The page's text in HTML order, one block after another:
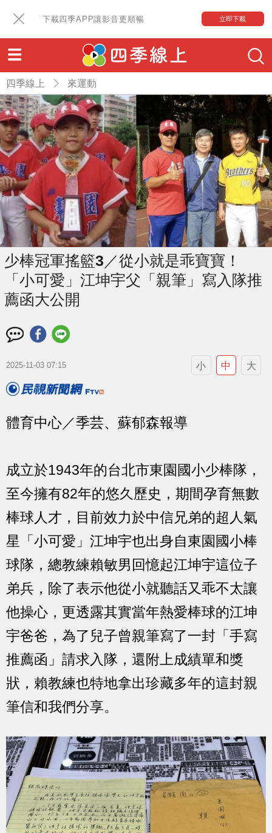
下載四季APP讓影音更順暢 立即下載
四季線上 來運動
少棒冠軍搖籃3／從小就是乖寶寶！
「小可愛」江坤宇父「親筆」寫入隊推
薦函大公開
2025-11-03 07:15 小 中 大
體育中心／季芸、蘇郁森報導
成立於1943年的台北市東園國小少棒隊，
至今擁有82年的悠久歷史，期間孕育無數
棒球人才，目前效力於中信兄弟的超人氣
星「小可愛」江坤宇也出身自東園國小棒
球隊，總教練賴敏男回憶起江坤宇這位子
弟兵，除了表示他從小就聽話又乖不太讓
他操心，更透露其實當年熱愛棒球的江坤
宇爸爸，為了兒子曾親筆寫了一封「手寫
推薦函」請求入隊，還附上成績單和獎
狀，賴教練也特地拿出珍藏多年的這封親
筆信和我們分享。